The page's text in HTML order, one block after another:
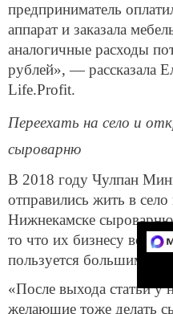
предприниматель
аппарат и заказала
аналогичные расходы
рублей», — рассказала
Life.Profit.
Переехать на село и
сыроварню
В 2018 году Чулпан
отправились жить в
Нижнекамске
то что их бизнесу
пользуется большим
«После выхода статьи у
желающие тоже делать